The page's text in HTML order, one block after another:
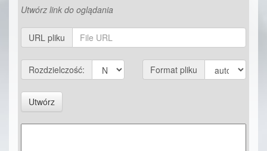
Utwórz link do oglądania
URL pliku
Rozdzielczość: Format pliku
Utwórz